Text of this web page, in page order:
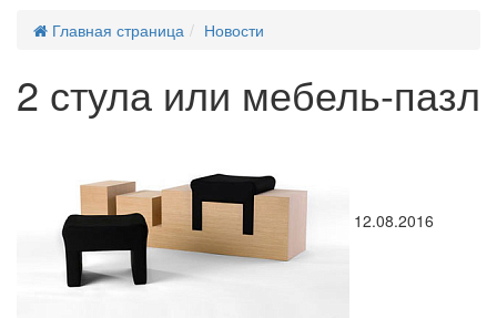
Главная страница
Новости
2 стула или мебель-пазл
12.08.2016